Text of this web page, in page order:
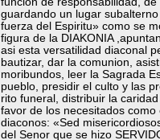
guardando un lugar
fuerza del Espiritu» como se
figura de la DIAKONIA
asi esta versatilidad diaconal
bautizar, dar la comunion,
moribundos, leer la Sagrada
pueblo, presidir el culto y las
rito funeral, distribuir la
favor de los necesitados
diaconos: «Sed
del Senor que se hizo